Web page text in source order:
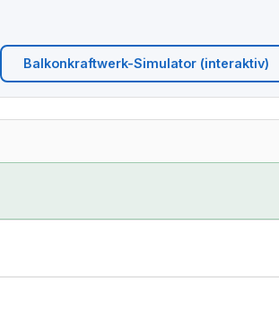
Balkonkraftwerk-Simulator (interaktiv)